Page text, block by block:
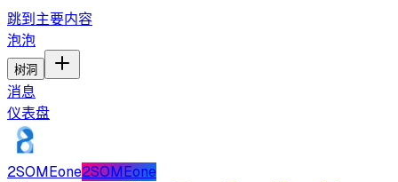
跳到主要内容
泡泡
树洞
消息
仪表盘
2SOMEone2SOMEone